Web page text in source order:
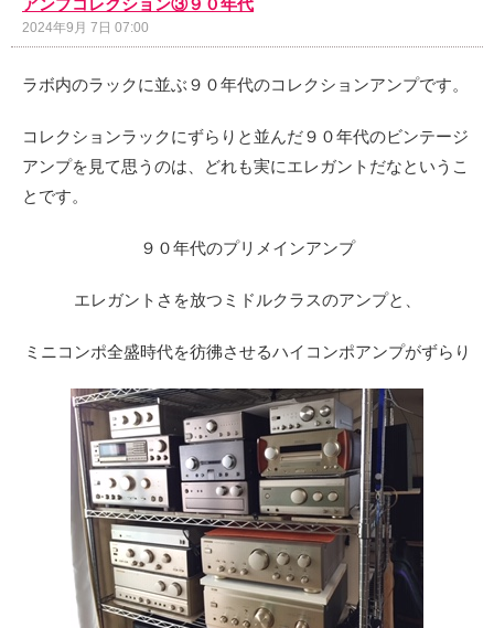
2024年9月 7日 07:00
ラボ内のラックに並ぶ９０年代のコレクションアンプです。
コレクションラックにずらりと並んだ９０年代のビンテージ
アンプを見て思うのは、どれも実にエレガントだなというこ
とです。
９０年代のプリメインアンプ
エレガントさを放つミドルクラスのアンプと、
ミニコンポ全盛時代を彷彿させるハイコンポアンプがずらり